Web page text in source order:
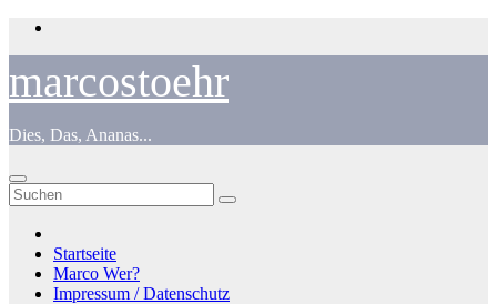
Zum
marcostoehr
Dies, Das, Ananas...
Startseite
Marco Wer?
Impressum / Datenschutz